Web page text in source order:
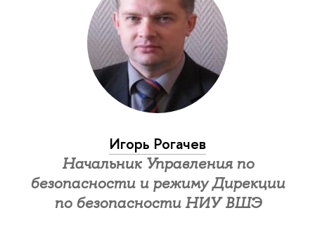
Игорь Рогачев
Начальник Управления по
безопасности и режиму Дирекции
по безопасности НИУ ВШЭ